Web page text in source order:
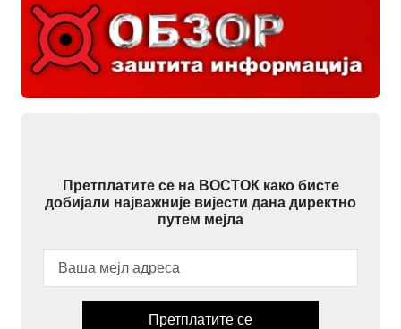
Претплатите се на ВОСТОК како бисте
добијали најважније вијести дана директно
путем мејла
Претплатите се